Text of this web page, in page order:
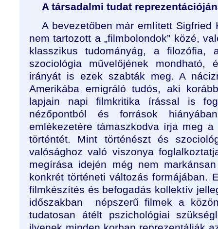
A társadalmi tudat
A bevezetőben már említett Sigfried
nem tartozott a „filmbolondok” közé,
klasszikus tudományág, a filozófia,
szociológia művelőjének mondható,
irányát is ezek szabták meg. A
Amerikába emigráló tudós, aki
lapjain napi filmkritika írással is
nézőpontból és források
emlékezetére támaszkodva írja meg
történtét. Mint történészt és
valósághoz való viszonya
megírása idején még nem
konkrét történeti változás formájában.
filmkészítés és befogadás kollektív
időszakban
népszerű filmek a
tudatosan átélt pszichológiai